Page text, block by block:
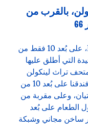
بالقرب من
اعثر علينا قُبالة الطريق السريع I-55، على بُعد 10 فقط من
التي أطلق عليها
تراث لينكولن
للاطلاع على تاريخ آبي الصادق. يقع فندقنا على بُعد 10 من
وعلى مقربة من
الطعام على بُعد
ساخن مجاني وشبكة